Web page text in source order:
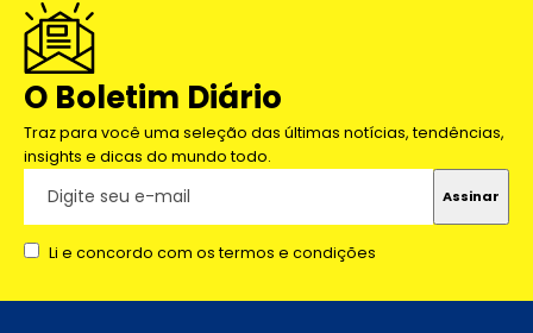
O Boletim Diário
Traz para você uma seleção das últimas notícias, tendências,
insights e dicas do mundo todo.
Li e concordo com os termos e condições